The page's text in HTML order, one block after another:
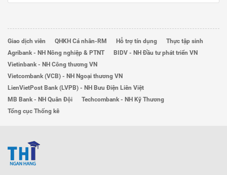
Giao dịch viên QHKH Cá nhân-RM Hỗ trợ tín dụng
Thực tập sinh
Agribank - NH Nông nghiệp & PTNT
BIDV - NH Đầu tư phát triển VN
Vietinbank - NH Công thương VN
Vietcombank (VCB) - NH Ngoại thương VN
LienVietPost Bank (LVPB) - NH Bưu Điện Liên Việt
MB Bank - NH Quân Đội
Techcombank - NH Kỹ Thương
Tổng cục Thống kê